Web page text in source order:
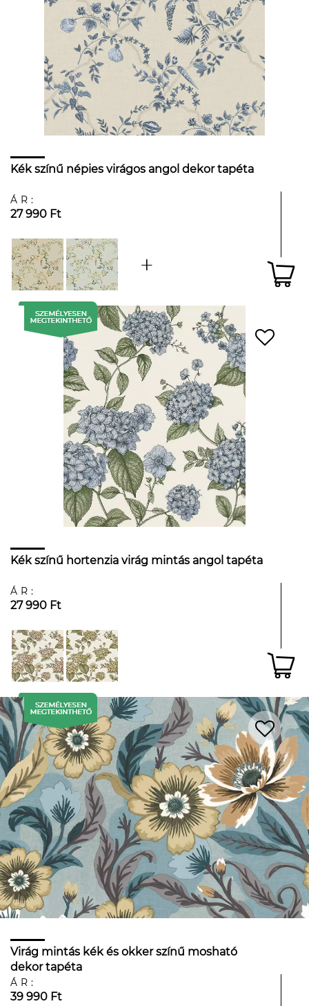
Kék színű népies virágos angol dekor tapéta
ÁR:
27 990 Ft
Kék színű hortenzia virág mintás angol tapéta
ÁR:
27 990 Ft
Virág mintás kék és okker színű mosható
dekor tapéta
ÁR:
39 990 Ft